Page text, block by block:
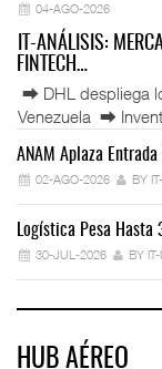
04-AGO-2026
IT-ANÁLISIS:
FINTECH…
⮕ DHL despliega
Venezuela ⮕
ANAM Aplaza Entrada
02-AGO-2026 BY
Logística Pesa Hasta
30-JUL-2026 BY
HUB AÉREO